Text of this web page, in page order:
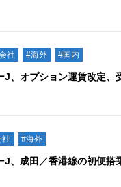
社 #海外 #国内
J、オプション運賃改定、
社 #海外
J、成田／香港線の初便搭